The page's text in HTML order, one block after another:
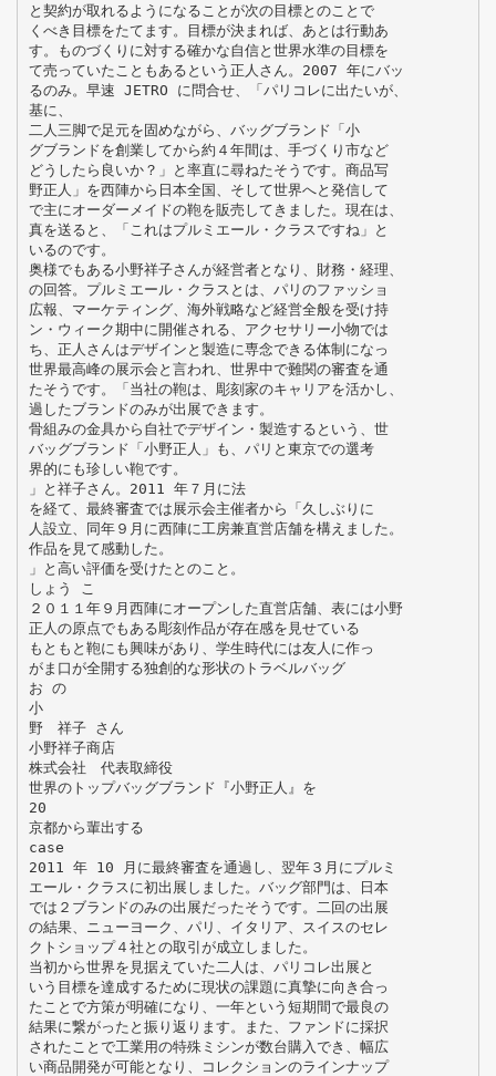
と契約が取れるようになることが次の目標とのことで
くべき目標をたてます。目標が決まれば、あとは行動あ
す。ものづくりに対する確かな自信と世界水準の目標を
て売っていたこともあるという正人さん。2007 年にバッ
るのみ。早速 JETRO に問合せ、「パリコレに出たいが、
基に、
二人三脚で足元を固めながら、バッグブランド「小
グブランドを創業してから約４年間は、手づくり市など
どうしたら良いか？」と率直に尋ねたそうです。商品写
野正人」を西陣から日本全国、そして世界へと発信して
で主にオーダーメイドの鞄を販売してきました。現在は、
真を送ると、「これはプルミエール・クラスですね」と
いるのです。
奥様でもある小野祥子さんが経営者となり、財務・経理、
の回答。プルミエール・クラスとは、パリのファッショ
広報、マーケティング、海外戦略など経営全般を受け持
ン・ウィーク期中に開催される、アクセサリー小物では
ち、正人さんはデザインと製造に専念できる体制になっ
世界最高峰の展示会と言われ、世界中で難関の審査を通
たそうです。「当社の鞄は、彫刻家のキャリアを活かし、
過したブランドのみが出展できます。
骨組みの金具から自社でデザイン・製造するという、世
バッグブランド「小野正人」も、パリと東京での選考
界的にも珍しい鞄です。
」と祥子さん。2011 年７月に法
を経て、最終審査では展示会主催者から「久しぶりに
人設立、同年９月に西陣に工房兼直営店舗を構えました。
作品を見て感動した。
」と高い評価を受けたとのこと。
しょう こ
２０１１年９月西陣にオープンした直営店舗、表には小野
正人の原点でもある彫刻作品が存在感を見せている
もともと鞄にも興味があり、学生時代には友人に作っ
がま口が全開する独創的な形状のトラベルバッグ
お の
小
野 祥子 さん
小野祥子商店
株式会社 代表取締役
世界のトップバッグブランド『小野正人』を
20
京都から輩出する
case
2011 年 10 月に最終審査を通過し、翌年３月にプルミ
エール・クラスに初出展しました。バッグ部門は、日本
では２ブランドのみの出展だったそうです。二回の出展
の結果、ニューヨーク、パリ、イタリア、スイスのセレ
クトショップ４社との取引が成立しました。
当初から世界を見据えていた二人は、パリコレ出展と
いう目標を達成するために現状の課題に真摯に向き合っ
たことで方策が明確になり、一年という短期間で最良の
結果に繋がったと振り返ります。また、ファンドに採択
されたことで工業用の特殊ミシンが数台購入でき、幅広
い商品開発が可能となり、コレクションのラインナップ